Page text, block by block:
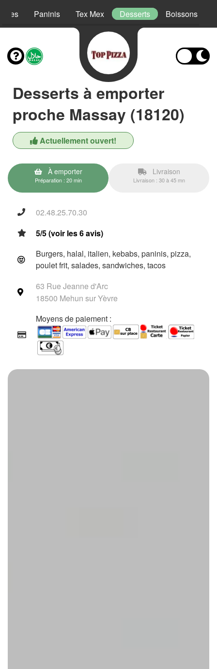
Paninis Tex Mex Desserts Boissons
Desserts à emporter
proche Massay (18120)
Actuellement ouvert!
À emporter
Préparation : 20 min
Livraison
Livraison : 30 à 45 mn
02.48.25.70.30
5/5 (voir les 6 avis)
Burgers, halal, italien, kebabs, paninis, pizza,
poulet frit, salades, sandwiches, tacos
63 Rue Jeanne d'Arc
18500 Mehun sur Yèvre
Moyens de paiement :